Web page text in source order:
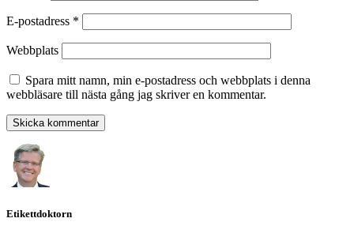
E-postadress *
Webbplats
Spara mitt namn, min e-postadress och webbplats i denna
webbläsare till nästa gång jag skriver en kommentar.
Etikettdoktorn